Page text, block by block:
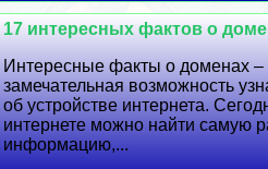
17 интересных фактов о
Интересные факты о доменах –
замечательная возможность
об устройстве интернета.
интернете можно найти самую
информацию,...